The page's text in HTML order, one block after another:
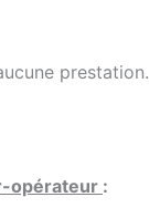
prestation.
opérateur :